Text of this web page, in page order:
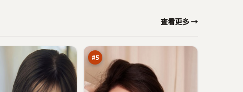
查看更多 →
#5
之
城